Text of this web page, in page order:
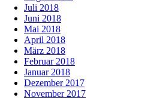
Juli 2018
Juni 2018
Mai 2018
April 2018
März 2018
Februar 2018
Januar 2018
Dezember 2017
November 2017